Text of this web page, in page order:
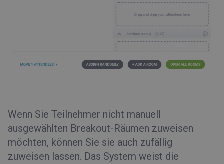
Wenn Sie Teilnehmer nicht manuell
ausgewählten Breakout-Räumen zuweisen
möchten, können Sie sie auch zufällig
zuweisen lassen. Das System weist die